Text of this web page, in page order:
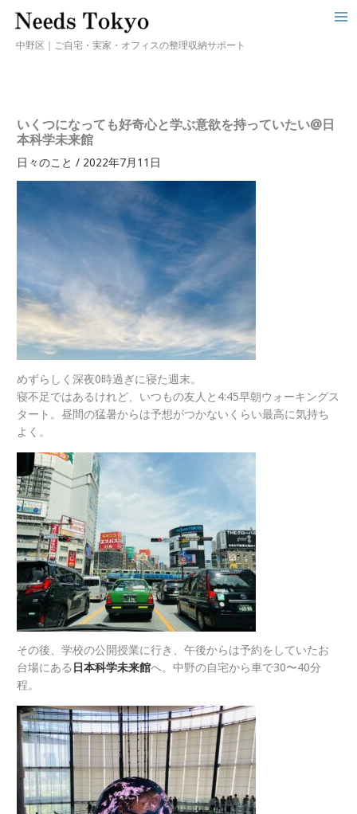
中野区｜ご自宅・実家・オフィスの整理収納サポート
いくつになっても好奇心と学ぶ意欲を持っていたい@日
本科学未来館
日々のこと / 2022年7月11日
めずらしく深夜0時過ぎに寝た週末。
寝不足ではあるけれど、いつもの友人と4:45早朝ウォーキングス
タート。昼間の猛暑からは予想がつかないくらい最高に気持ち
よく。
その後、学校の公開授業に行き、午後からは予約をしていたお
台場にある日本科学未来館へ。中野の自宅から車で30〜40分
程。